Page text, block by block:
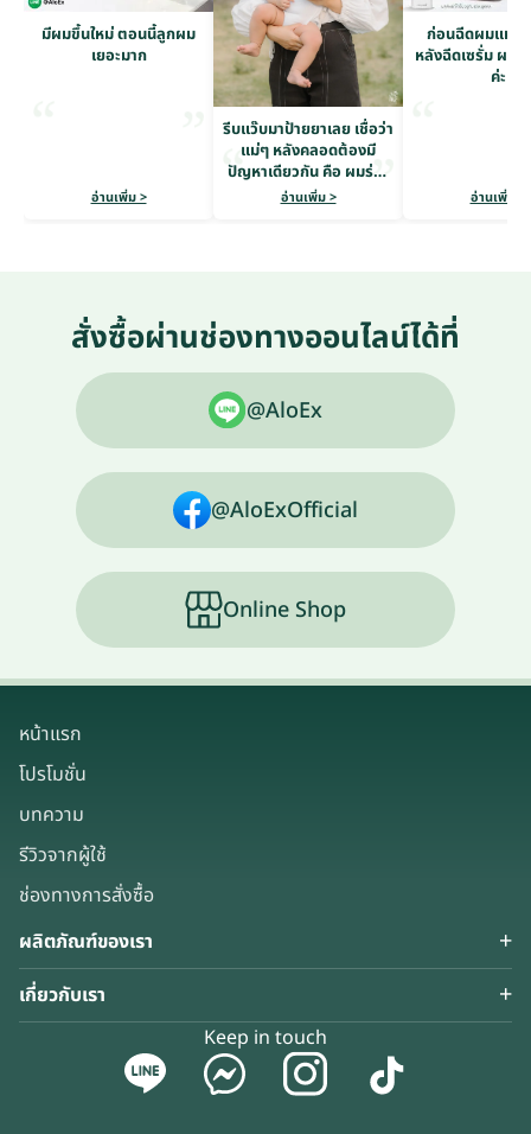
มีผมขึ้นใหม่ ตอนนี้ลูกผม
เยอะมาก
อ่านเพิ่ม >
รีบแว๊บมาป้ายยาเลย เชื่อว่า
แม่ๆ หลังคลอดต้องมี
ปัญหาเดียวกัน คือ ผมร่วง
หนักมาก
อ่านเพิ่ม >
ก่อนฉีดผมแห้งก
หลังฉีดเซรั่ม ผมดู
ค่ะ
อ่านเพิ่ม >
สั่งซื้อผ่านช่องทางออนไลน์ได้ที่
@AloEx
@AloExOfficial
Online Shop
หน้าแรก
โปรโมชั่น
บทความ
รีวิวจากผู้ใช้
ช่องทางการสั่งซื้อ
ผลิตภัณฑ์ของเรา
เกี่ยวกับเรา
Keep in touch